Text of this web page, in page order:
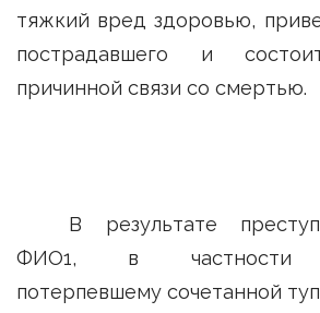
тяжкий вред здоровью,
пострадавшего и
причинной связи со смертью.
В результате
ФИО1, в частности
потерпевшему сочетанной